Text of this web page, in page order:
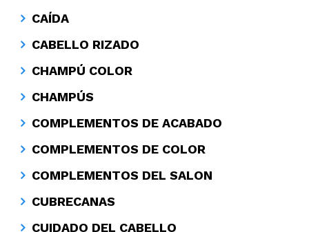
CAÍDA
CABELLO RIZADO
CHAMPÚ COLOR
CHAMPÚS
COMPLEMENTOS DE ACABADO
COMPLEMENTOS DE COLOR
COMPLEMENTOS DEL SALON
CUBRECANAS
CUIDADO DEL CABELLO